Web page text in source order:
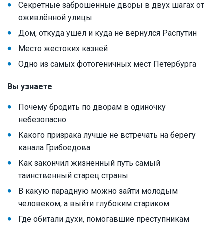
Секретные заброшенные дворы в двух шагах от
оживлённой улицы
Дом, откуда ушел и куда не вернулся Распутин
Место жестоких казней
Одно из самых фотогеничных мест Петербурга
Вы узнаете
Почему бродить по дворам в одиночку
небезопасно
Какого призрака лучше не встречать на берегу
канала Грибоедова
Как закончил жизненный путь самый
таинственный старец страны
В какую парадную можно зайти молодым
человеком, а выйти глубоким стариком
Где обитали духи, помогавшие преступникам